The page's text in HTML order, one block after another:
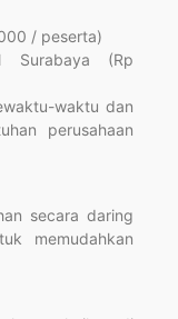
/ peserta)
Surabaya (Rp
waktu dan
perusahaan
secara daring
memudahkan